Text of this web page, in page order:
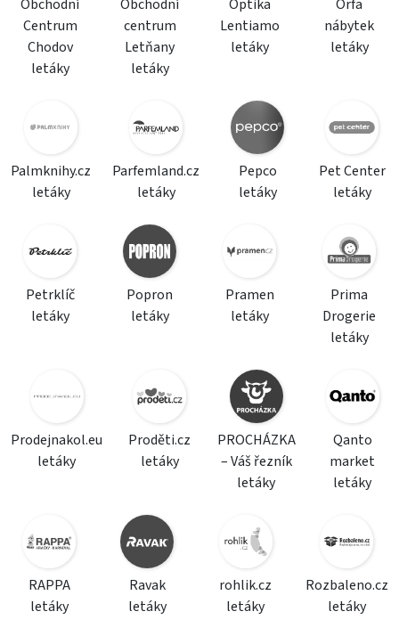
Obchodní
Centrum
Chodov
letáky
Obchodní
centrum
Letňany
letáky
Optika
Lentiamo
letáky
Orfa
nábytek
letáky
Palmknihy.cz
letáky
Parfemland.cz
letáky
Pepco
letáky
Pet Center
letáky
Petrklíč
letáky
Popron
letáky
Pramen
letáky
Prima
Drogerie
letáky
Prodejnakol.eu
letáky
Proděti.cz
letáky
PROCHÁZKA
– Váš řezník
letáky
Qanto
market
letáky
RAPPA
letáky
Ravak
letáky
rohlik.cz
letáky
Rozbaleno.cz
letáky